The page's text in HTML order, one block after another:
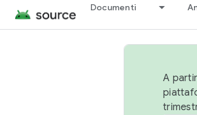
Documenti
A